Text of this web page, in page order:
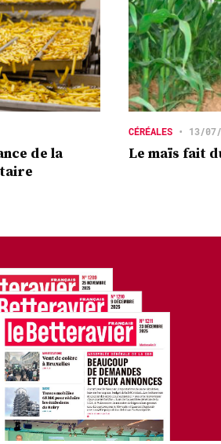
de la
CÉRÉALES • 13/
Le maïs fait